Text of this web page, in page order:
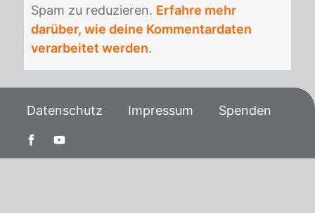
Spam zu re­du­zie­ren. Erfahre mehr
darüber, wie deine Kommentardaten
verarbeitet werden.
Datenschutz Impressum Spenden